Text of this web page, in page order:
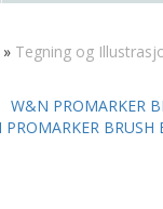
» Tegning og
W&N PROMARKER
BRUSH